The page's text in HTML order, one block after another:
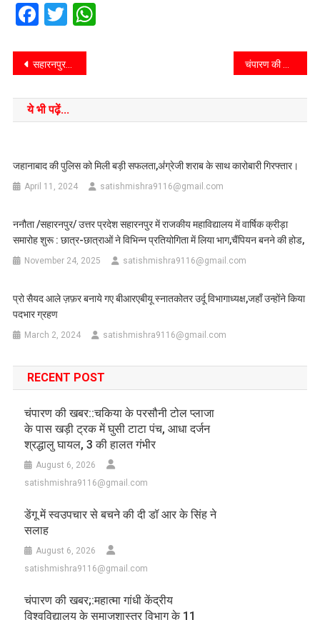
Facebook
TwitterWhatsApp
सहारनपुर/उप्र/रामपुर मनिहारानकोतवाली क्षेत्र में कार व बाइक की टक्कर में बाइक सवार चार युवक गम्भीर रूप से घायल हो गए। घटना के बाद मौके पर एकत्रित ग्रामीणों ने घायलों को आनन फानन में जिला अस्पताल में भेजा। सूचना पर पहुंची पुलिस ने घटना की जानकारी लेकर कार को कब्जे में ले लिया।
ये भी पढ़ें...
जहानाबाद की पुलिस को मिली बड़ी सफलता,अ॑ग्रेजी शराब के साथ कारोबारी गिरफ्तार।
April 11, 2024 satishmishra9116@gmail.com
ननौता /सहारनपुर/ उत्तर प्रदेश सहारनपुर में राजकीय महाविद्यालय में वार्षिक क्रीड़ा
समारोह शुरू : छात्र-छात्राओं ने विभिन्न प्रतियोगिता में लिया भाग,चैंपियन बनने की होड,
November 24, 2025 satishmishra9116@gmail.com
प्रो सैयद आले ज़फ़र बनाये गए बीआरएबीयू स्नातकोतर उर्दू विभागाध्यक्ष,जहाँ उन्होंने किया
पदभार ग्रहण
March 2, 2024 satishmishra9116@gmail.com
RECENT POST
चंपारण की खबर::चकिया के परसौनी टोल प्लाजा
के पास खड़ी ट्रक में घुसी टाटा पंच, आधा दर्जन
श्रद्धालु घायल, 3 की हालत गंभीर
August 6, 2026
satishmishra9116@gmail.com
डेंगू में स्वउपचार से बचने की दी डॉ आर के सिंह ने
सलाह
August 6, 2026
satishmishra9116@gmail.com
चंपारण की खबर;:महात्मा गांधी केंद्रीय
विश्वविद्यालय के समाजशास्त्र विभाग के 11